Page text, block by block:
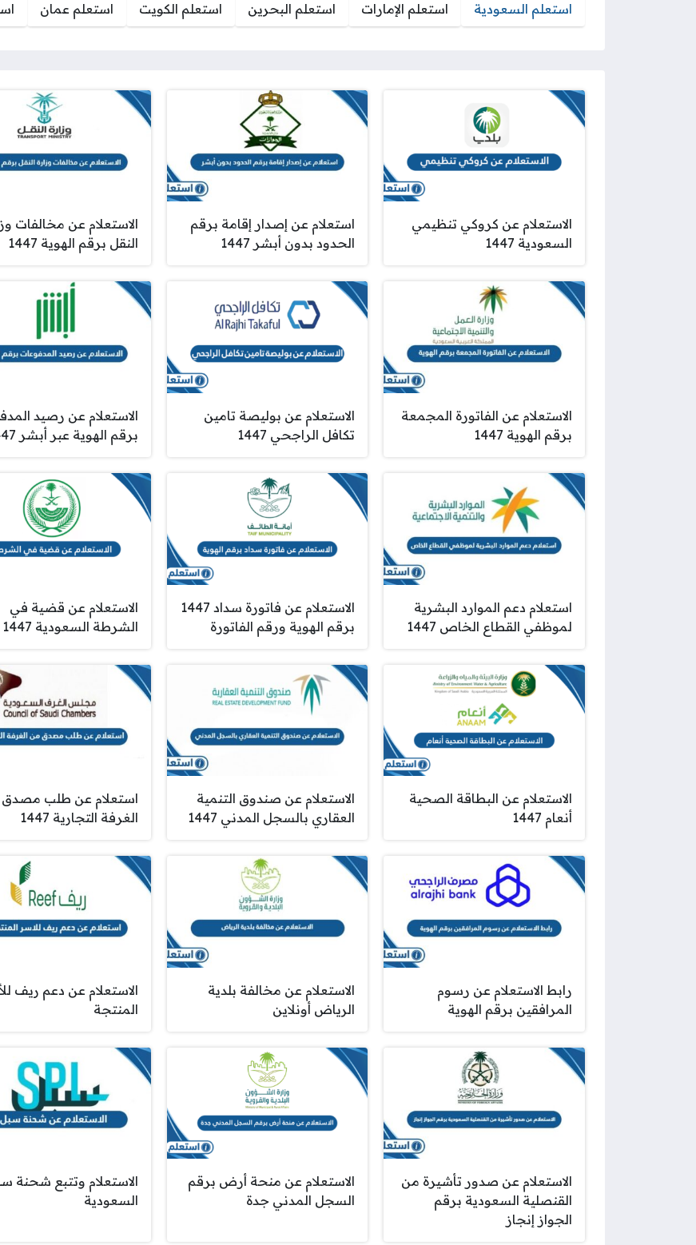
استعلم الإمارات استعلم البحرين استعلم السعودية استعلم الكويت استعلم عمان
الاستعلام عن كروكي تنظيمي
السعودية 1447
استعلام عن إصدار إقامة برقم
الحدود بدون أبشر 1447
الاستعلام عن مخالفات
النقل برقم الهوية 1447
الاستعلام عن الفاتورة المجمعة
برقم الهوية 1447
الاستعلام عن بوليصة تامين
تكافل الراجحي 1447
الاستعلام عن رصيد
برقم الهوية عبر أبشر 1447
استعلام دعم الموارد البشرية
لموظفي القطاع الخاص 1447
الاستعلام عن فاتورة سداد 1447
برقم الهوية ورقم الفاتورة
الاستعلام عن قضية في
الشرطة السعودية 1447
الاستعلام عن البطاقة الصحية
أنعام 1447
الاستعلام عن صندوق التنمية
العقاري بالسجل المدني 1447
استعلام عن طلب
الغرفة التجارية 1447
رابط الاستعلام عن رسوم
المرافقين برقم الهوية
الاستعلام عن مخالفة بلدية
الرياض أونلاين
الاستعلام عن دعم ريف
المنتجة
الاستعلام عن صدور تأشيرة من
القنصلية السعودية برقم
الجواز إنجاز
الاستعلام عن منحة أرض برقم
السجل المدني جدة
الاستعلام وتتبع شحنة
السعودية